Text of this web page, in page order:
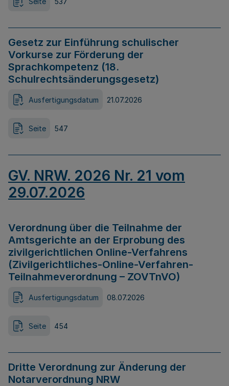
Gesetz zur Einführung schulischer
Vorkurse zur Förderung der
Sprachkompetenz (18.
Schulrechtsänderungsgesetz)
Ausfertigungsdatum 21.07.2026
Seite 547
GV. NRW. 2026 Nr. 21 vom
29.07.2026
Verordnung über die Teilnahme der
Amtsgerichte an der Erprobung des
zivilgerichtlichen Online-Verfahrens
(Zivilgerichtliches-Online-Verfahren-
Teilnahmeverordnung – ZOVTnVO)
Ausfertigungsdatum 08.07.2026
Seite 454
Dritte Verordnung zur Änderung der
Notarverordnung NRW